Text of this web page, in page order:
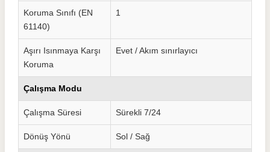
Koruma Sınıfı (EN
61140)
1
Aşırı Isınmaya Karşı
Koruma
Evet / Akım sınırlayıcı
Çalışma Modu
Çalışma Süresi Sürekli 7/24
Dönüş Yönü Sol / Sağ